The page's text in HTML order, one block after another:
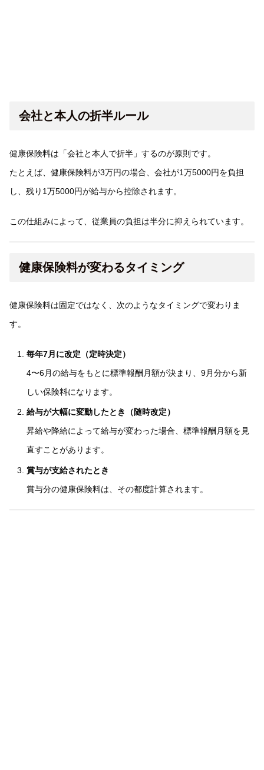
会社と本人の折半ルール
健康保険料は「会社と本人で折半」するのが原則です。
たとえば、健康保険料が3万円の場合、会社が1万5000円を負担
し、残り1万5000円が給与から控除されます。
この仕組みによって、従業員の負担は半分に抑えられています。
健康保険料が変わるタイミング
健康保険料は固定ではなく、次のようなタイミングで変わりま
す。
毎年7月に改定（定時決定）
4〜6月の給与をもとに標準報酬月額が決まり、9月分から新
しい保険料になります。
給与が大幅に変動したとき（随時改定）
昇給や降給によって給与が変わった場合、標準報酬月額を見
直すことがあります。
賞与が支給されたとき
賞与分の健康保険料は、その都度計算されます。